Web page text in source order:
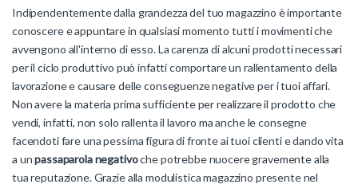
Indipendentemente dalla grandezza del tuo magazzino è importante
conoscere e appuntare in qualsiasi momento tutti i movimenti che
avvengono all'interno di esso. La carenza di alcuni prodotti necessari
per il ciclo produttivo può infatti comportare un rallentamento della
lavorazione e causare delle conseguenze negative per i tuoi affari.
Non avere la materia prima sufficiente per realizzare il prodotto che
vendi, infatti, non solo rallenta il lavoro ma anche le consegne
facendoti fare una pessima figura di fronte ai tuoi clienti e dando vita
a unpassaparola negativoche potrebbe nuocere gravemente alla
tua reputazione. Grazie alla modulistica magazzino presente nel